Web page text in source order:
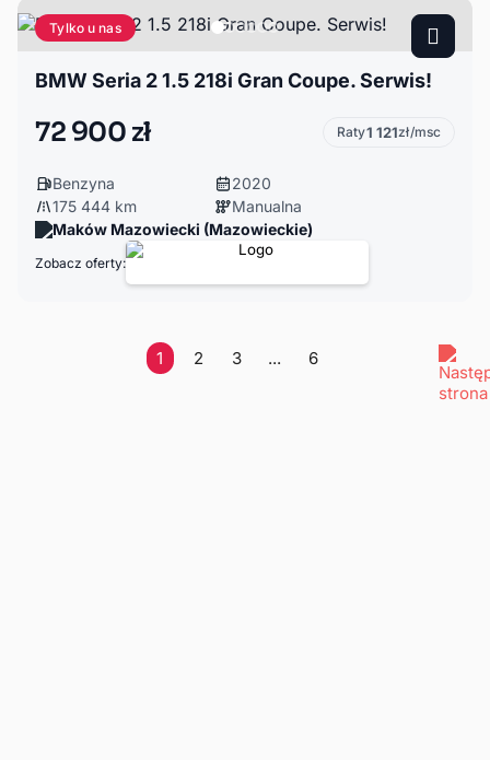
Tylko u nas
BMW Seria 2 1.5 218i Gran Coupe. Serwis!
72 900 zł Raty1 121zł/msc
Benzyna
2020
175 444 km
Manualna
Maków Mazowiecki (Mazowieckie)
Zobacz oferty:
1 2 3 ... 6